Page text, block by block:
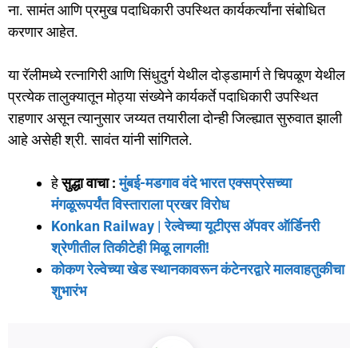
ना. सामंत आणि प्रमुख पदाधिकारी उपस्थित कार्यकर्त्यांना संबोधित
करणार आहेत.
या रॅलीमध्ये रत्नागिरी आणि सिंधुदुर्ग येथील दोड्डामार्ग ते चिपळूण येथील
प्रत्येक तालुक्यातून मोठ्या संख्येने कार्यकर्ते पदाधिकारी उपस्थित
राहणार असून त्यानुसार जय्यत तयारीला दोन्ही जिल्ह्यात सुरुवात झाली
आहे असेही श्री. सावंत यांनी सांगितले.
हेसुद्धा वाचा :मुंबई-मडगाव वंदे भारत एक्सप्रेसच्या
मंगळूरूपर्यंत विस्ताराला प्रखर विरोध
Konkan Railway | रेल्वेच्या यूटीएस ॲपवर ऑर्डिनरी
श्रेणीतील तिकीटेही मिळू लागली!
कोकण रेल्वेच्या खेड स्थानकावरून कंटेनरद्वारे मालवाहतुकीचा
शुभारंभ